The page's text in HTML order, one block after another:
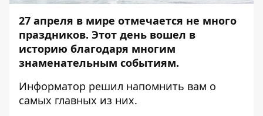
27 апреля в мире отмечается не много
праздников. Этот день вошел в
историю благодаря многим
знаменательным событиям.
Информатор решил напомнить вам о
самых главных из них.